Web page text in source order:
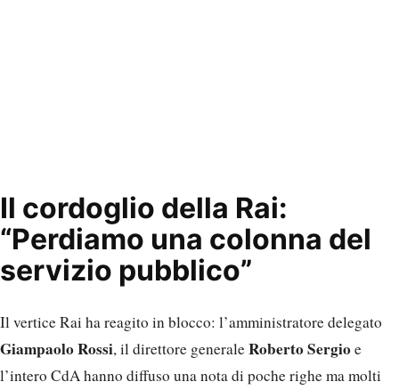
Il cordoglio della Rai:
“Perdiamo una colonna del
servizio pubblico”
Il vertice Rai ha reagito in blocco: l’amministratore delegato
Giampaolo Rossi, il direttore generaleRoberto Sergioe
l’intero CdA hanno diffuso una nota di poche righe ma molti